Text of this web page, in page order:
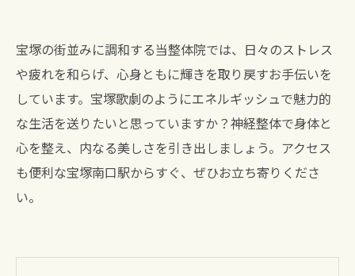
宝塚の街並みに調和する当整体院では、日々のストレス
や疲れを和らげ、心身ともに輝きを取り戻すお手伝いを
しています。宝塚歌劇のようにエネルギッシュで魅力的
な生活を送りたいと思っていますか？神経整体で身体と
心を整え、内なる美しさを引き出しましょう。アクセス
も便利な宝塚南口駅からすぐ、ぜひお立ち寄りくださ
い。